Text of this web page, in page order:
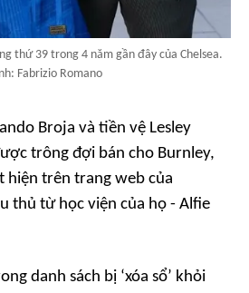
thứ 39 trong 4 năm gần đây của Chelsea.
Fabrizio Romano
Broja và tiền vệ Lesley
trông đợi bán cho Burnley,
hiện trên trang web của
thủ từ học viện của họ - Alfie
danh sách bị ‘xóa sổ’ khỏi